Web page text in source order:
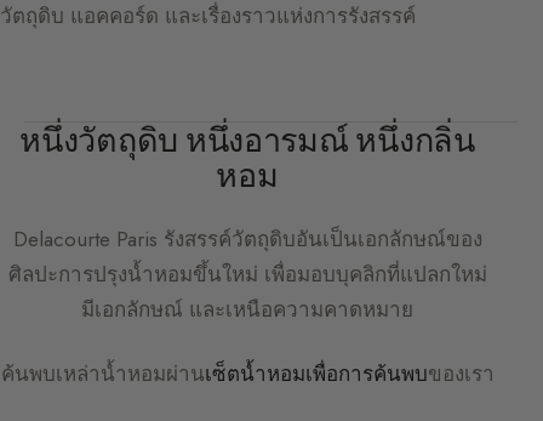
วัตถุดิบ แอคคอร์ด และเรื่องราวแห่งการรังสรรค์
หนึ่งวัตถุดิบ หนึ่งอารมณ์ หนึ่งกลิ่น
หอม
Delacourte Paris รังสรรค์วัตถุดิบอันเป็นเอกลักษณ์ของ
ศิลปะการปรุงน้ำหอมขึ้นใหม่ เพื่อมอบบุคลิกที่แปลกใหม่
มีเอกลักษณ์ และเหนือความคาดหมาย
ค้นพบเหล่าน้ำหอมผ่านเซ็ตน้ำหอมเพื่อการค้นพบของเรา